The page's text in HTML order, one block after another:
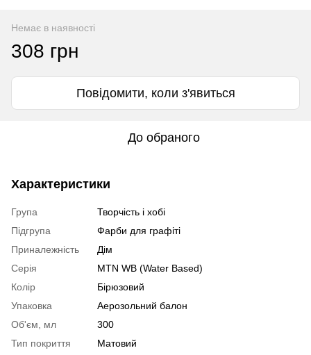
Немає в наявності
308 грн
Повідомити, коли з'явиться
До обраного
Характеристики
Група
Творчість і хобі
Підгрупа
Фарби для графіті
Приналежність
Дім
Серія
MTN WB (Water Based)
Колір
Бірюзовий
Упаковка
Аерозольний балон
Об'єм, мл
300
Тип покриття
Матовий